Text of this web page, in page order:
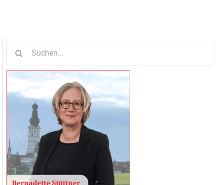
nach: